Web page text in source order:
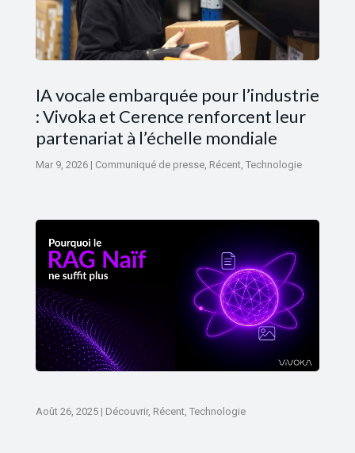
IA vocale embarquée pour l’industrie
: Vivoka et Cerence renforcent leur
partenariat à l’échelle mondiale
Mar 9, 2026| Communiqué de presse, Récent, Technologie
Août 26, 2025| Découvrir, Récent, Technologie